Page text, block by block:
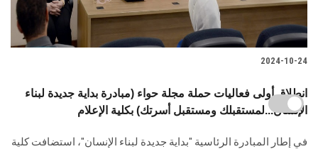
2024-10-24
انطلاق أولى فعاليات حملة مجلة حواء (مبادرة بداية جديدة لبناء
الإنسان...لمستقبلك ومستقبل أسرتك) بكلية الإعلام
في إطار المبادرة الرئاسية "بداية جديدة لبناء الإنسان"، استضافت كلية